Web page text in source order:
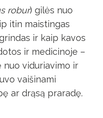
robur) gilės nuo
itin maistingas
ir kaip kavos
ir medicinoje –
nuo viduriavimo ir
vaišinami
ar drąsą praradę.